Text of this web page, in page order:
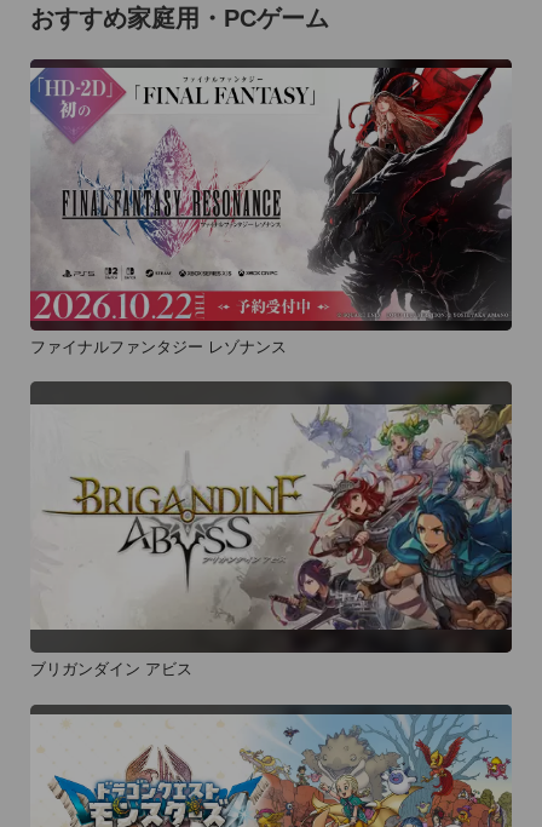
おすすめ家庭用・PCゲーム
ファイナルファンタジー レゾナンス
ブリガンダイン アビス